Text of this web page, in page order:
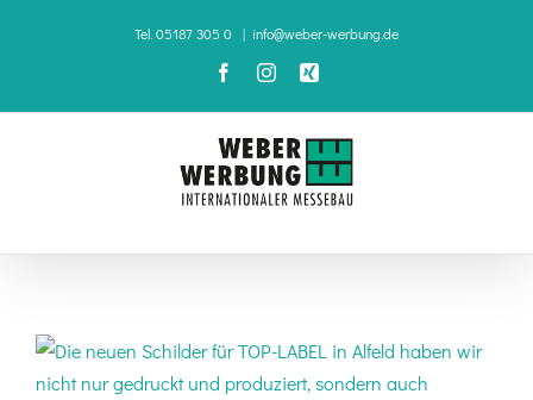
Tel. 05187 305 0 | info@weber-werbung.de
FacebookInstagram
Xing
Zeige
grösseres